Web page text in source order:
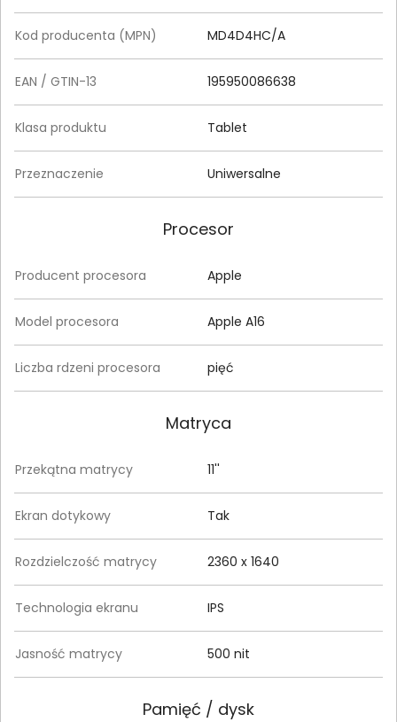
Kod producenta (MPN) MD4D4HC/A
EAN / GTIN-13 195950086638
Klasa produktu Tablet
Przeznaczenie Uniwersalne
Procesor
Producent procesora Apple
Model procesora Apple A16
Liczba rdzeni procesora pięć
Matryca
Przekątna matrycy 11''
Ekran dotykowy Tak
Rozdzielczość matrycy 2360 x 1640
Technologia ekranu IPS
Jasność matrycy 500 nit
Pamięć / dysk